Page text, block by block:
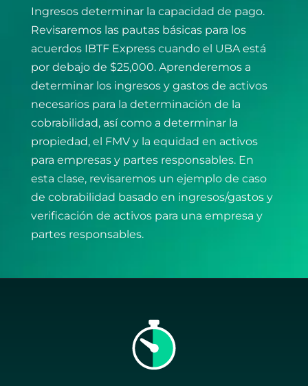
Ingresos determinar la capacidad de pago.
Revisaremos las pautas básicas para los
acuerdos IBTF Express cuando el UBA está
por debajo de $25,000. Aprenderemos a
determinar los ingresos y gastos de activos
necesarios para la determinación de la
cobrabilidad, así como a determinar la
propiedad, el FMV y la equidad en activos
para empresas y partes responsables. En
esta clase, revisaremos un ejemplo de caso
de cobrabilidad basado en ingresos/gastos y
verificación de activos para una empresa y
partes responsables.